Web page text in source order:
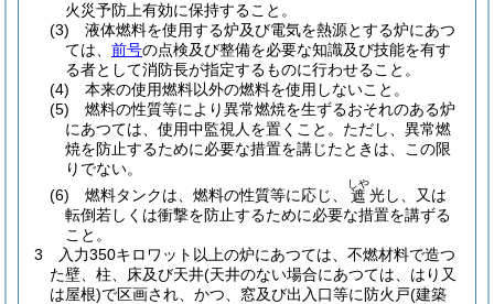
火災予防上有効に保持すること。
(3)
液体燃料を使用する炉及び電気を熱源とする炉にあつ
ては、 前号の点検及び整備を必要な知識及び技能を有す
る者として消防長が指定するものに行わせること。
(4)
本来の使用燃料以外の燃料を使用しないこと。
(5)
燃料の性質等により異常燃焼を生ずるおそれのある炉
にあつては、使用中監視人を置くこと。 ただし、異常燃
焼を防止するために必要な措置を講じたときは、この限
りでない。
(6)
燃料タンクは、燃料の性質等に応じ、 遮
しや
光し、又は
転倒若しくは衝撃を防止するために必要な措置を講ずる
こと。
3
入力350キロワット以上の炉にあつては、不燃材料で造つ
た壁、柱、床及び天井(天井のない場合にあつては、はり又
は屋根)で区画され、かつ、窓及び出入口等に防火戸(建築